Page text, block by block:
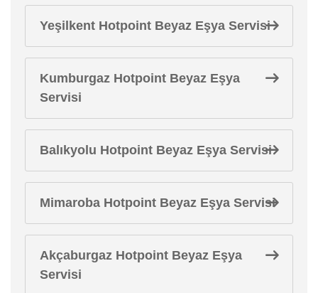
Yeşilkent Hotpoint Beyaz Eşya Servisi
Kumburgaz Hotpoint Beyaz Eşya
Servisi
Balıkyolu Hotpoint Beyaz Eşya Servisi
Mimaroba Hotpoint Beyaz Eşya Servisi
Akçaburgaz Hotpoint Beyaz Eşya
Servisi